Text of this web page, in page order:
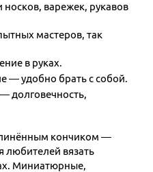
варежек, рукавов
мастеров, так
в руках.
— удобно брать с собой.
долговечность,
кончиком —
любителей вязать
Миниатюрные,